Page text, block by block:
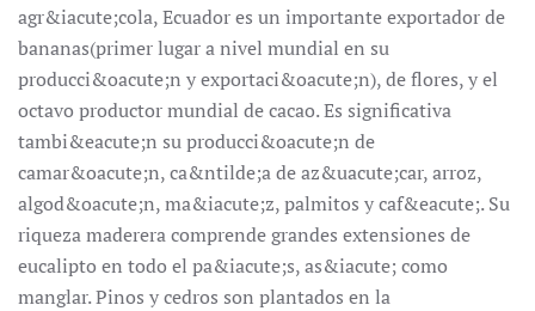
agr&iacute;cola, Ecuador es un importante exportador de
bananas(primer lugar a nivel mundial en su
producci&oacute;n y exportaci&oacute;n), de flores, y el
octavo productor mundial de cacao. Es significativa
tambi&eacute;n su producci&oacute;n de
camar&oacute;n, ca&ntilde;a de az&uacute;car, arroz,
algod&oacute;n, ma&iacute;z, palmitos y caf&eacute;. Su
riqueza maderera comprende grandes extensiones de
eucalipto en todo el pa&iacute;s, as&iacute; como
manglar. Pinos y cedros son plantados en la